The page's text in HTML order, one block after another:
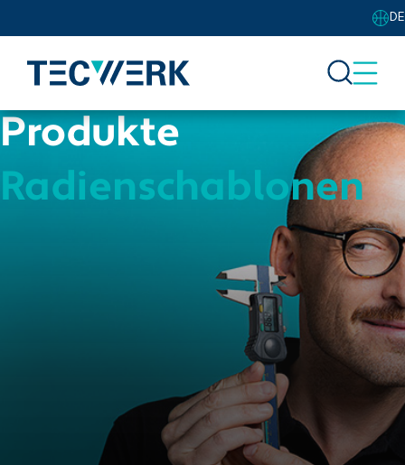
DE
Produkte
Radienschablonen